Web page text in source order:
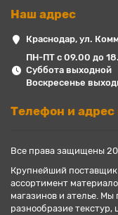
Наш адрес
Краснодар, ул.
ПН-ПТ с 09.00 до
Суббота выходной
Воскресенье
Телефон и адрес
Все права защищены
Крупнейший поставщик
ассортимент
магазинов и ателье. Мы
разнообразие текстур,